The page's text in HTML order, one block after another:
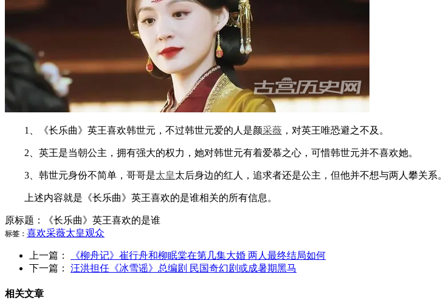
1、《长乐曲》英王喜欢韩世元，不过韩世元爱的人是颜采薇 ，对英王唯恐避之不及。
2、英王是当朝公主，拥有强大的权力，她对韩世元有着爱慕之心，可惜韩世元并不喜欢她。
3、韩世元身份不简单，哥哥是太皇太后身边的红人，追求者还是公主，但他并不想与两人攀关系。
上述内容就是《长乐曲》英王喜欢的是谁相关的所有信息。
原标题：《长乐曲》英王喜欢的是谁
标签： 喜欢采薇太皇观众
上一篇：
《柳舟记》崔行舟和柳眠棠在第几集大婚 两人最终结局如何
下一篇：
汪洪担任《冰雪谣》总编剧 民国奇幻剧或成暑期黑马
相关文章